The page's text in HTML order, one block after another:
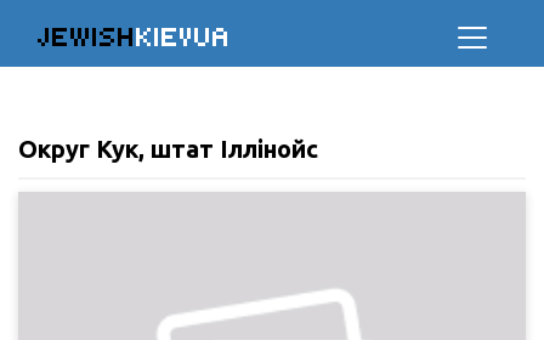
JEWISHKIEVUA
Округ Кук, штат Іллінойс